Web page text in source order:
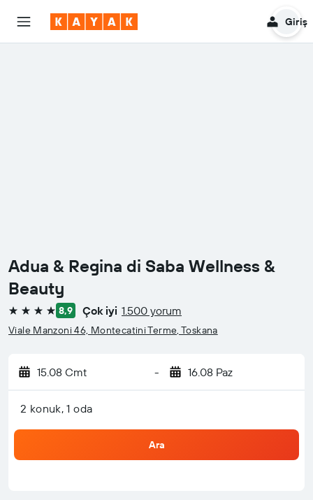
Giriş
Adua & Regina di Saba Wellness &
Beauty
4 yıldız 8,9 Çok iyi 1.500 yorum
Viale Manzoni 46, Montecatini Terme, Toskana
15.08 Cmt - 16.08 Paz
2 konuk, 1 oda
Ara